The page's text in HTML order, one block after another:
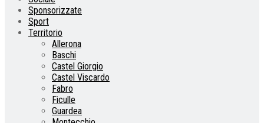
Sponsorizzate
Sport
Territorio
Allerona
Baschi
Castel Giorgio
Castel Viscardo
Fabro
Ficulle
Guardea